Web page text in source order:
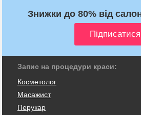
Знижки до 80% від
Запис на процедури краси:
Косметолог
Масажист
Перукар